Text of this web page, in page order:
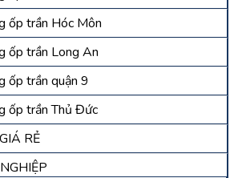
ốp trần Hóc Môn
ốp trần Long An
ốp trần quận 9
ốp trần Thủ Đức
RẺ